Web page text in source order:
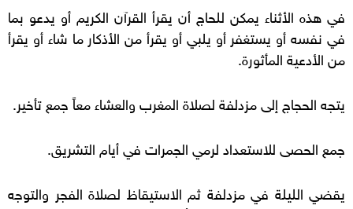
في هذه الأثناء يمكن للحاج أن يقرأ القرآن الكريم أو يدعو بما
في نفسه أو يستغفر أو يلبي أو يقرأ من الأذكار ما شاء أو يقرأ
من الأدعية المأثورة.
يتجه الحجاج إلى مزدلفة لصلاة المغرب والعشاء معاً جمع تأخير.
جمع الحصى للاستعداد لرمي الجمرات في أيام التشريق.
يقضي الليلة في مزدلفة ثم الاستيقاظ لصلاة الفجر والتوجه